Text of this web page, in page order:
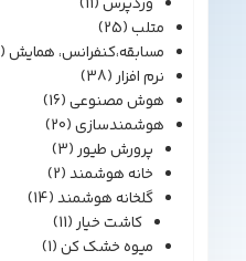
متلب(25)
مسابقه،کنفرانس، همایش(91)
نرم افزار(38)
هوش مصنوعی(16)
هوشمندسازی(20)
پرورش طیور(3)
خانه هوشمند(2)
گلخانه هوشمند(14)
کاشت خیار(11)
میوه خشک کن(1)